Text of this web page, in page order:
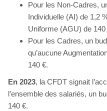
Pour les Non-Cadres,
Individuelle (AI) de 1,2
Uniforme (AGU) de 140
Pour les Cadres, un
qu’aucune
140 €.
En 2023, la CFDT signait
l’ensemble des salariés, un
140 €.